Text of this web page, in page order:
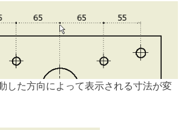
した方向によって表示される寸法が変